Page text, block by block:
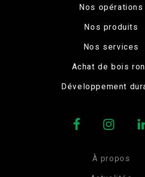
Nos opérations
Nos produits
Nos services
Achat de bois
Développement
À propos